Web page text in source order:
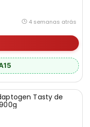
4 semanas atrás
Tasty de